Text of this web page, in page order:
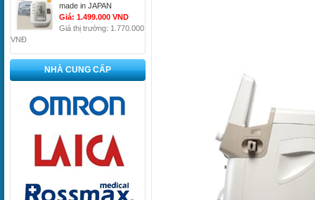
made in JAPAN
Giá: 1.499.000 VND
Giá thị trường: 1.770.000
VNĐ
NHÀ CUNG CẤP